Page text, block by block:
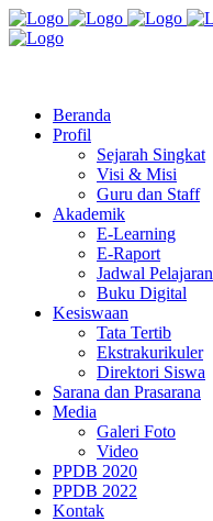
Beranda
Profil
Sejarah Singkat
Visi & Misi
Guru dan Staff
Akademik
E-Learning
E-Raport
Jadwal Pelajaran
Buku Digital
Kesiswaan
Tata Tertib
Ekstrakurikuler
Direktori Siswa
Sarana dan Prasarana
Media
Galeri Foto
Video
PPDB 2020
PPDB 2022
Kontak